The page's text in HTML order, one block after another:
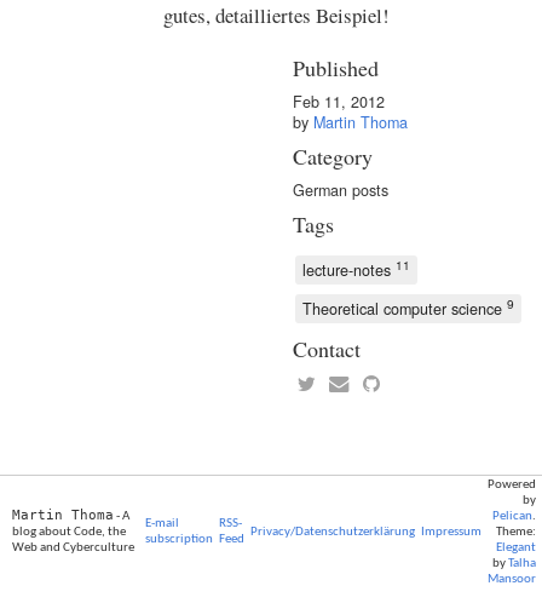
gutes, detailliertes Beispiel!
Published
Feb 11, 2012
by Martin Thoma
Category
German posts
Tags
lecture-notes 11
Theoretical computer science 9
Contact
Martin Thoma - A
blog about Code, the
Web and Cyberculture
E-mail
subscription
RSS-
Feed
Privacy/Datenschutzerklärung Impressum
Powered
by
Pelican.
Theme:
Elegant
byTalha
Mansoor